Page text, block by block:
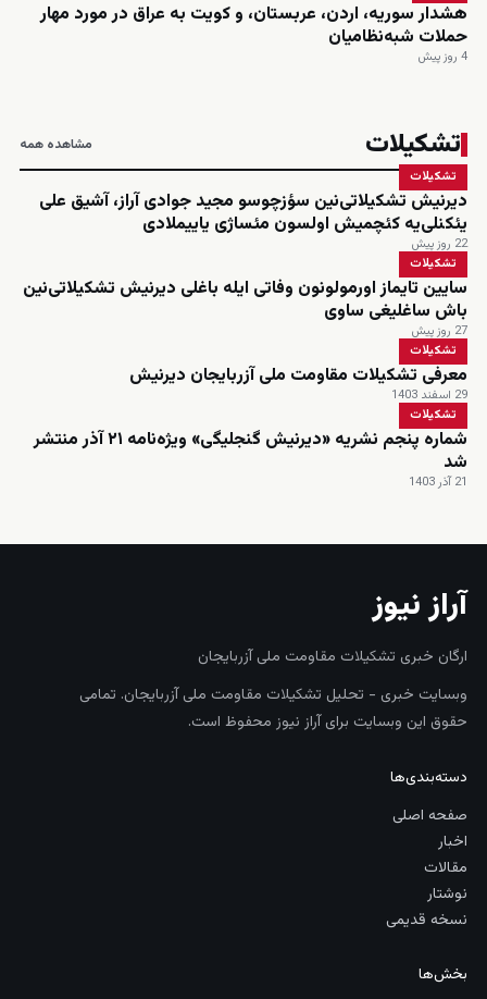
هشدار سوریه، اردن، عربستان، و کویت به عراق در مورد مهار
حملات شبه‌نظامیان
4 روز پیش
تشکیلات مشاهده همه
تشکیلات
دیرنیش تشکیلاتی‌نین سؤزچوسو مجید جوادی آراز، آشیق علی
یئکنلی‌یه کئچمیش اولسون مئساژی یاییملادی
22 روز پیش
تشکیلات
سایین تایماز اورمولونون وفاتی ایله باغلی دیرنیش تشکیلاتی‌نین
باش ساغلیغی ساوی
27 روز پیش
تشکیلات
معرفی تشکیلات مقاومت ملی آزربایجان دیرنیش
29 اسفند 1403
تشکیلات
شماره پنجم نشریه «دیرنیش گنجلیگی» ویژه‌نامه ۲۱ آذر منتشر
شد
21 آذر 1403
آراز نیوز
ارگان خبری تشکیلات مقاومت ملی آزربایجان
وبسایت خبری - تحلیل تشکیلات مقاومت ملی آزربایجان. تمامی
حقوق این وبسایت برای آراز نیوز محفوظ است.
دسته‌بندی‌ها
صفحه اصلی
اخبار
مقالات
نوشتار
نسخه قدیمی
بخش‌ها